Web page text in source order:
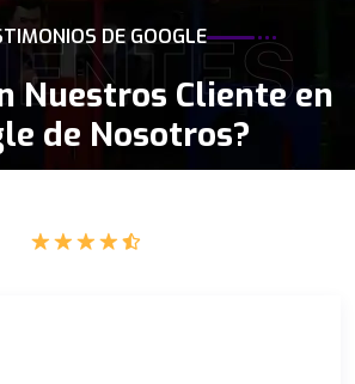
DE GOOGLE
Nuestros Cliente en
de Nosotros?